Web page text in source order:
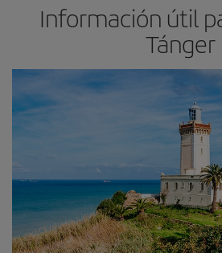
Información útil
Tánger